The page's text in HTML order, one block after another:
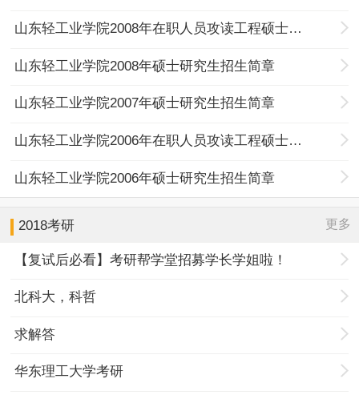
山东轻工业学院2008年在职人员攻读工程硕士专业学位招生简章
山东轻工业学院2008年硕士研究生招生简章
山东轻工业学院2007年硕士研究生招生简章
山东轻工业学院2006年在职人员攻读工程硕士专业学位招生简章
山东轻工业学院2006年硕士研究生招生简章
2018考研 更多
【复试后必看】考研帮学堂招募学长学姐啦！
北科大，科哲
求解答
华东理工大学考研